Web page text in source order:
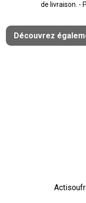
de livraison. -
Découvrez